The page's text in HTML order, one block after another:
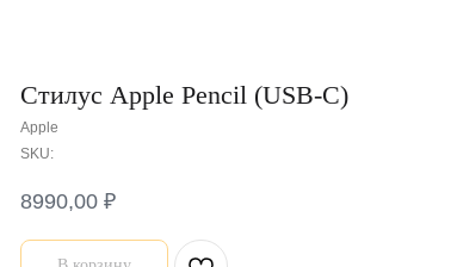
Стилус Apple Pencil (USB-C)
Apple
SKU:
8990,00 ₽